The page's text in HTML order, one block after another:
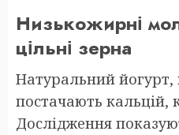
Низькожирні
цільні зерна
Натуральний йогурт,
постачають кальцій,
Дослідження